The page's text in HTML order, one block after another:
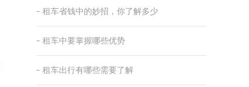
租车省钱中的妙招，你了解多少
租车中要掌握哪些优势
租车出行有哪些需要了解